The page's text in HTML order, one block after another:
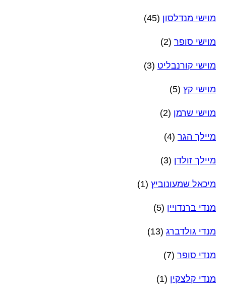
מוישי מנדלסון (45)
מוישי סופר (2)
מוישי קורנבליט (3)
מוישי קץ (5)
מוישי שרמן (2)
מיילך הגר (4)
מיילך זולדן (3)
מיכאל שמעונוביץ (1)
מנדי ברנדויין (5)
מנדי גולדברג (13)
מנדי סופר (7)
מנדי קלצקין (1)